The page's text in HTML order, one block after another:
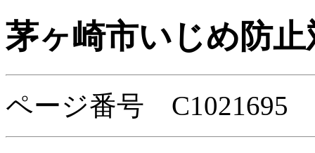
茅ヶ崎市いじめ防
ページ番号